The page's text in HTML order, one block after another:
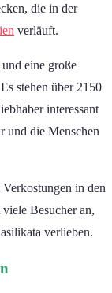
die in der
verläuft.
eine große
stehen über 2150
interessant
und die Menschen
in den
Besucher an,
verlieben.